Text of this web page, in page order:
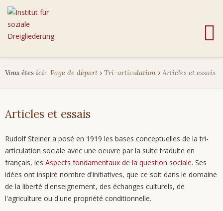
Vous êtes ici: Page de départ › Tri-articulation › Articles et essais
Articles et essais
Rudolf Steiner a posé en 1919 les bases conceptuelles de la tri-
articulation sociale avec une oeuvre par la suite traduite en
français, les Aspects fondamentaux de la question sociale. Ses
idées ont inspiré nombre d'initiatives, que ce soit dans le domaine
de la liberté d'enseignement, des échanges culturels, de
l'agriculture ou d'une propriété conditionnelle.